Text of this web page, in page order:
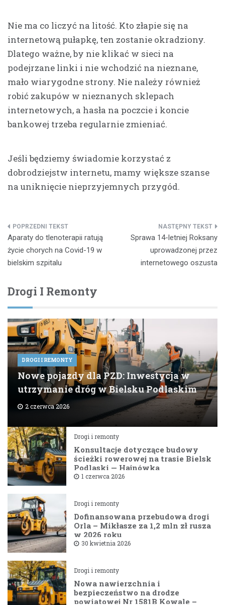
Nie ma co liczyć na litość. Kto złapie się na
internetową pułapkę, ten zostanie okradziony.
Dlatego ważne, by nie klikać w sieci na
podejrzane linki i nie wchodzić na nieznane,
mało wiarygodne strony. Nie należy również
robić zakupów w nieznanych sklepach
internetowych, a hasła na poczcie i koncie
bankowej trzeba regularnie zmieniać.
Jeśli będziemy świadomie korzystać z
dobrodziejstw internetu, mamy większe szanse
na uniknięcie nieprzyjemnych przygód.
Nawigacja
wpisu
Aparaty do tlenoterapii ratują
życie chorych na Covid-19 w
bielskim szpitalu
Sprawa 14-letniej Roksany
uprowadzonej przez
internetowego oszusta
Drogi I Remonty
DROGI I REMONTY
Nowe pojazdy dla PZD: Inwestycja w
utrzymanie dróg w Bielsku Podlaskim
2 czerwca 2026
Drogi i remonty
Konsultacje dotyczące budowy
ścieżki rowerowej na trasie Bielsk
Podlaski — Hajnówka
1 czerwca 2026
Drogi i remonty
Dofinansowana przebudowa drogi
Orla – Mikłasze za 1,2 mln zł rusza
w 2026 roku
30 kwietnia 2026
Drogi i remonty
Nowa nawierzchnia i
bezpieczeństwo na drodze
powiatowej Nr 1581B Kowale –